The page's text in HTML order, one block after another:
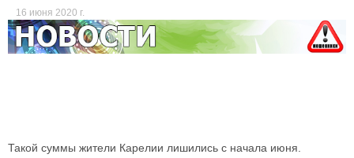
16 июня 2020 г.
Такой суммы жители Карелии лишились с начала июня.